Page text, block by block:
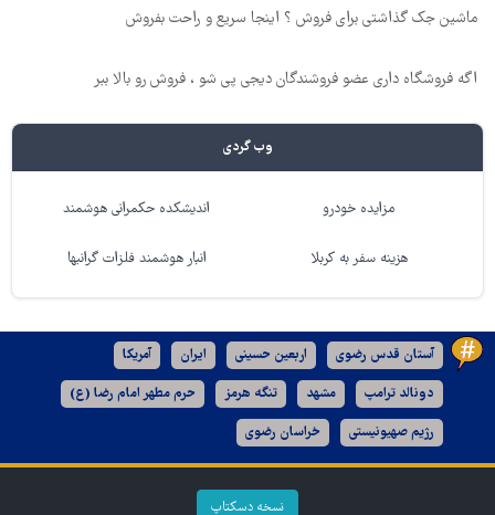
ماشین جک گذاشتی برای فروش ؟ اینجا سریع و راحت بفروش
اگه فروشگاه داری عضو فروشندگان دیجی پی شو ، فروش رو بالا ببر
وب گردی
مزایده خودرو اندیشکده حکمرانی هوشمند
هزینه سفر به کربلا انبار هوشمند فلزات گرانبها
آستان قدس رضوی اربعین حسینی ایران آمریکا
دونالد ترامپ مشهد تنگه هرمز حرم مطهر امام رضا (ع)
رژیم صهیونیستی خراسان رضوی
نسخه دسکتاپ